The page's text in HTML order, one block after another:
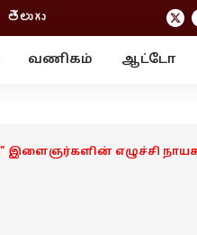
తెలుగు
வணிகம் ஆட்டோ
இளைஞர்களின் எழுச்சி